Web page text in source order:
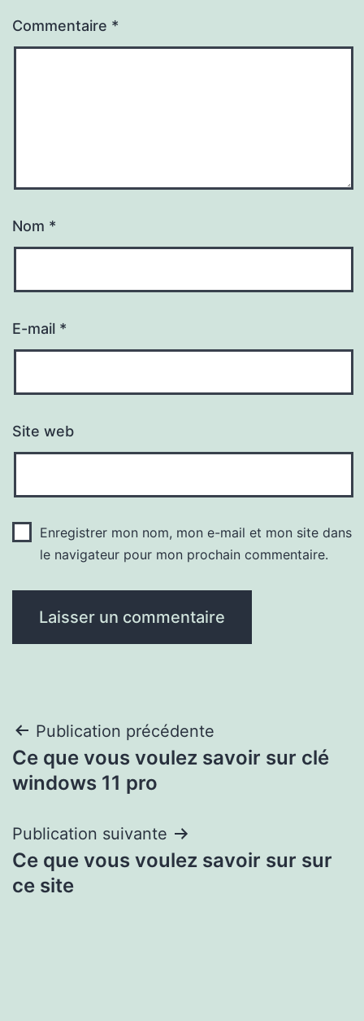
Commentaire *
Nom *
E-mail *
Site web
Enregistrer mon nom, mon e-mail et mon site dans
le navigateur pour mon prochain commentaire.
Navigation
de
Publication précédente
Ce que vous voulez savoir sur clé
windows 11 pro
Publication suivante
Ce que vous voulez savoir sur sur
ce site